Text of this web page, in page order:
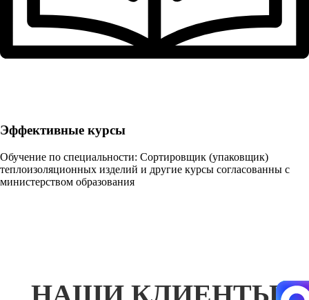
Эффективные курсы
Обучение по специальности: Сортировщик (упаковщик)
теплоизоляционных изделий и другие курсы согласованны с
министерством образования